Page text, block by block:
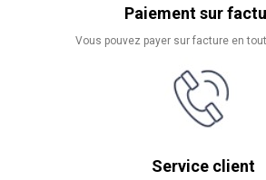
Paiement sur
Vous pouvez payer sur facture en
Service client